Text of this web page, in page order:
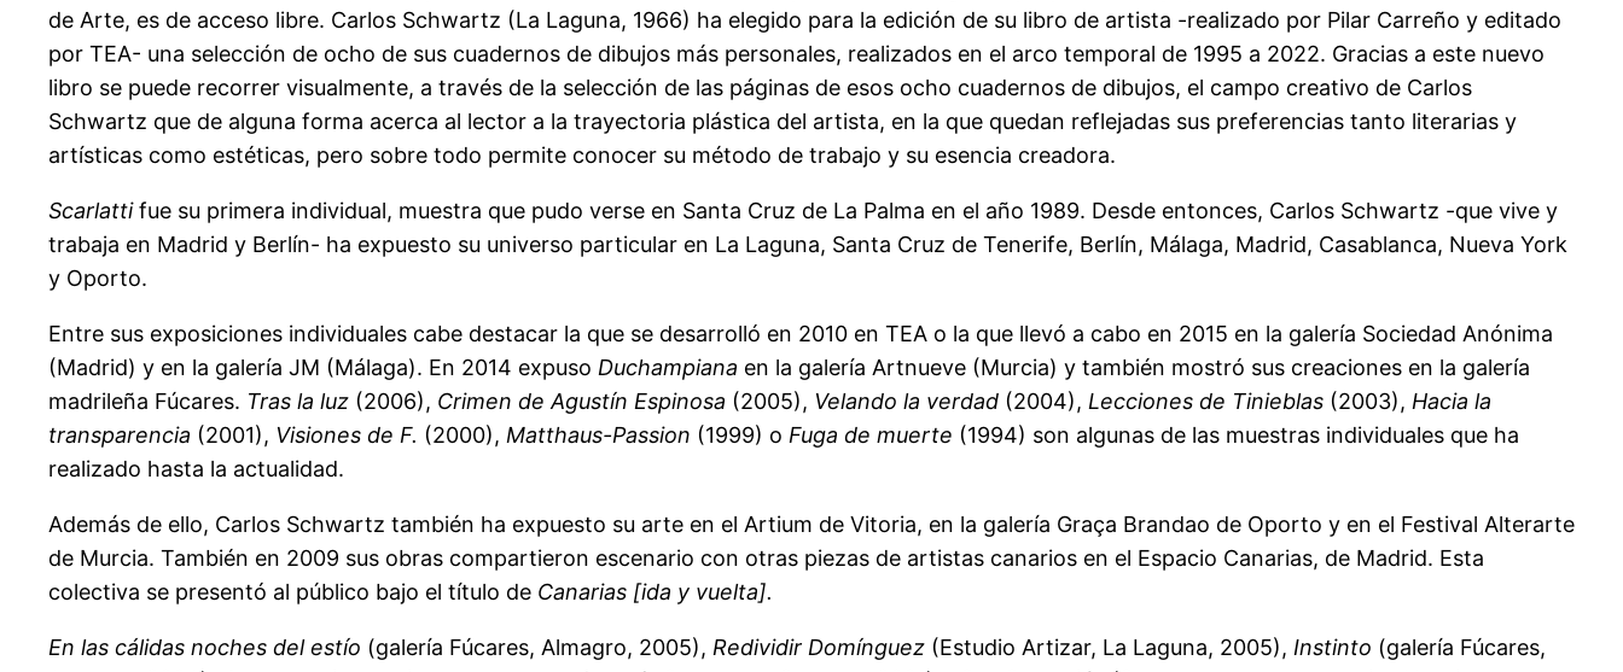
de Arte, es de acceso libre. Carlos Schwartz (La Laguna, 1966) ha elegido para la edición de su libro de artista -realizado por Pilar Carreño y editado
por TEA- una selección de ocho de sus cuadernos de dibujos más personales, realizados en el arco temporal de 1995 a 2022. Gracias a este nuevo
libro se puede recorrer visualmente, a través de la selección de las páginas de esos ocho cuadernos de dibujos, el campo creativo de Carlos
Schwartz que de alguna forma acerca al lector a la trayectoria plástica del artista, en la que quedan reflejadas sus preferencias tanto literarias y
artísticas como estéticas, pero sobre todo permite conocer su método de trabajo y su esencia creadora.
Scarlattifue su primera individual, muestra que pudo verse en Santa Cruz de La Palma en el año 1989. Desde entonces, Carlos Schwartz -que vive y
trabaja en Madrid y Berlín- ha expuesto su universo particular en La Laguna, Santa Cruz de Tenerife, Berlín, Málaga, Madrid, Casablanca, Nueva York
y Oporto.
Entre sus exposiciones individuales cabe destacar la que se desarrolló en 2010 en TEA o la que llevó a cabo en 2015 en la galería Sociedad Anónima
(Madrid) y en la galería JM (Málaga). En 2014 expuso Duchampiana en la galería Artnueve (Murcia) y también mostró sus creaciones en la galería
madrileña Fúcares. Tras la luz (2006), Crimen de Agustín Espinosa (2005), Velando la verdad (2004), Lecciones de Tinieblas (2003), Hacia la
transparencia (2001), Visiones de F. (2000), Matthaus-Passion (1999) o Fuga de muerte (1994) son algunas de las muestras individuales que ha
realizado hasta la actualidad.
Además de ello, Carlos Schwartz también ha expuesto su arte en el Artium de Vitoria, en la galería Graça Brandao de Oporto y en el Festival Alterarte
de Murcia. También en 2009 sus obras compartieron escenario con otras piezas de artistas canarios en el Espacio Canarias, de Madrid. Esta
colectiva se presentó al público bajo el título de Canarias [ida y vuelta].
En las cálidas noches del estío (galería Fúcares, Almagro, 2005), Redividir Domínguez (Estudio Artizar, La Laguna, 2005), Instinto (galería Fúcares,